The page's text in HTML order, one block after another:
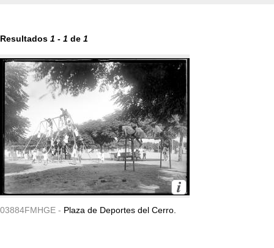
Resultados 1 - 1 de 1
03884FMHGE - Plaza de Deportes del Cerro.